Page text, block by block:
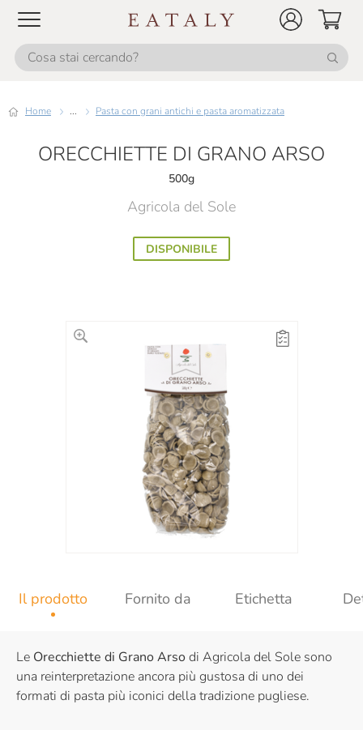
Home ... Pasta con grani antichi e pasta aromatizzata
ORECCHIETTE DI GRANO ARSO
500g
Agricola del Sole
DISPONIBILE
Il prodotto Fornito da Etichetta
Le Orecchiette di Grano Arsodi Agricola del Sole sono
una reinterpretazione ancora più gustosa di uno dei
formati di pasta più iconici della tradizione pugliese.